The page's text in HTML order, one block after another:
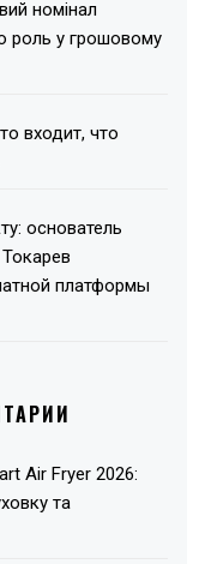
номінал
роль у грошовому
входит, что
основатель
платформы
Air Fryer 2026:
та